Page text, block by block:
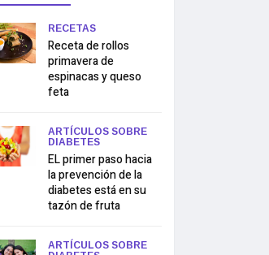
RECETAS
Receta de rollos
primavera de
espinacas y queso
feta
ARTÍCULOS SOBRE
DIABETES
EL primer paso hacia
la prevención de la
diabetes está en su
tazón de fruta
ARTÍCULOS SOBRE